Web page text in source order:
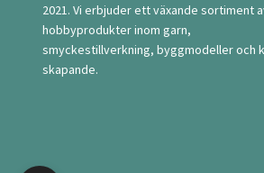
2021. Vi erbjuder ett växande sortiment
hobbyprodukter inom garn,
smyckestillverkning, byggmodeller och
skapande.